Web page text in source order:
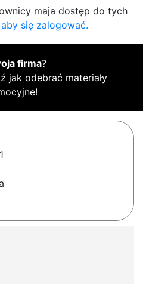
maja dostęp do tych
się zalogować.
firma?
jak odebrać materiały